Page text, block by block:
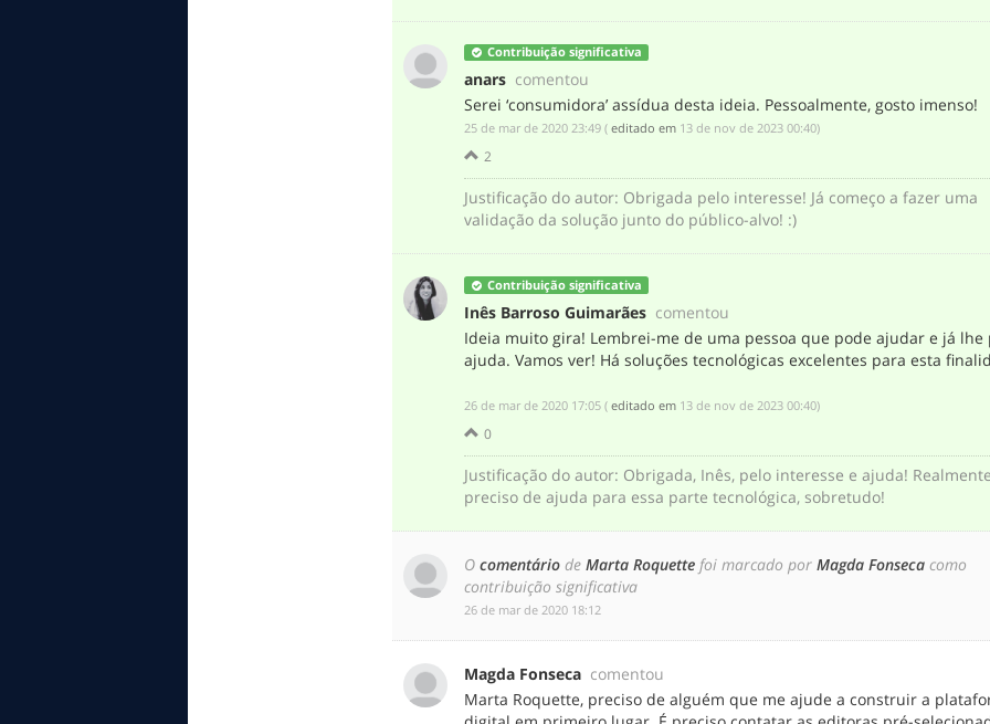
Contribuição significativa
anars comentou
Serei ‘consumidora’ assídua desta ideia. Pessoalmente, gosto imenso!
‎25 de mar de 2020 23:49 (editado em ‎13 de nov de 2023 00:40)
2
Justificação do autor: Obrigada pelo interesse! Já começo a fazer uma
validação da solução junto do público-alvo! :)
Contribuição significativa
Inês Barroso Guimarães comentou
Ideia muito gira! Lembrei-me de uma pessoa que pode ajudar e já lhe
ajuda. Vamos ver! Há soluções tecnológicas excelentes para esta
‎26 de mar de 2020 17:05 (editado em ‎13 de nov de 2023 00:40)
0
Justificação do autor: Obrigada, Inês, pelo interesse e ajuda!
preciso de ajuda para essa parte tecnológica, sobretudo!
Ocomentário deMarta Roquette foi marcado porMagda Fonseca como
contribuição significativa
‎26 de mar de 2020 18:12
Magda Fonseca comentou
Marta Roquette, preciso de alguém que me ajude a construir a